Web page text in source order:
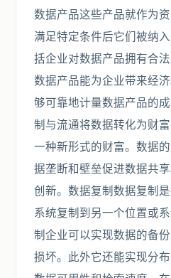
数据产品这些产品就作为
满足特定条件后它们被纳
括企业对数据产品拥有合
数据产品能为企业带来经
够可靠地计量数据产品的
制与流通将数据转化为财
一种新形式的财富。数据
据垄断和壁垒促进数据共
创新。数据复制数据复制
系统复制到另一个位置或
制企业可以实现数据的备
损坏。此外它还能实现分